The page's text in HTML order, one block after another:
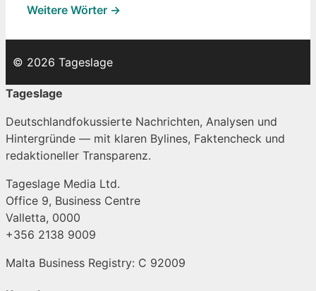
Weitere Wörter →
© 2026 Tageslage
Tageslage
Deutschlandfokussierte Nachrichten, Analysen und
Hintergründe — mit klaren Bylines, Faktencheck und
redaktioneller Transparenz.
Tageslage Media Ltd.
Office 9, Business Centre
Valletta, 0000
+356 2138 9009
Malta Business Registry: C 92009